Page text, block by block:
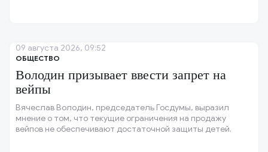
ОБЩЕСТВО
Володин призывает ввести запрет на
вейпы
Вячеслав Володин, председатель Госдумы, выразил
мнение о том, что текущие ограничения на продажу
вейпов не обеспечивают достаточной защиты детей.
09 августа 2026, 09:52